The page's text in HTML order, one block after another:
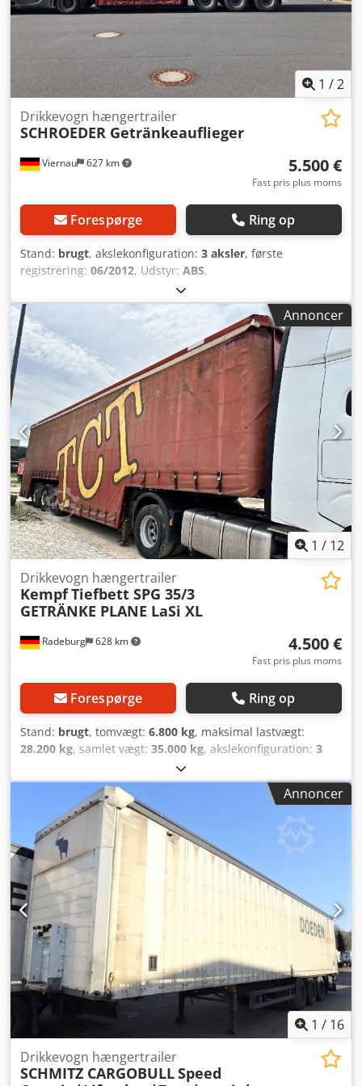
3,34 m x 2,49 m - Læsseflade 2: 3,30 m x 3,50 m -
Læsseflade 3: 6,60 m x 2,68 m Der tages forbehold for fejl
og mellemsalg.
1 /2
Viernau 627 km
Drikkevogn hængertrailer
SCHROEDER Getränkeauflieger
5.500 €
Fast pris plus moms
Forespørge Ring op
Stand: brugt, akslekonfiguration: 3 aksler, første
registrering: 06/2012, Udstyr: ABS,
Annoncer
1 / 12
Radeburg 628 km
Drikkevogn hængertrailer
KempfTiefbett SPG 35/3
GETRÄNKE PLANE LaSi XL
4.500 €
Fast pris plus moms
Forespørge Ring op
Stand: brugt, tomvægt: 6.800 kg, maksimal lastvægt:
28.200 kg, samlet vægt: 35.000 kg, akslekonfiguration: 3
12/2011
mekanisk, Egenvægt: 6.800 kg, tilladt totalvægt: 35.000 kg,
køretøjsplacering: Noris Truck Center GmbH, 90518 Altdorf
nær Nürnberg. Forbehold for fejl og ændringer. Cjdpfx
Asyy D U Sjbkerf
Annoncer
1 / 16
Drikkevogn hængertrailer
SCHMITZ CARGOBULLSpeed